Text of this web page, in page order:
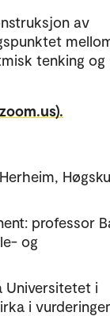
av
tenking og
professor
og
Universitetet i
i